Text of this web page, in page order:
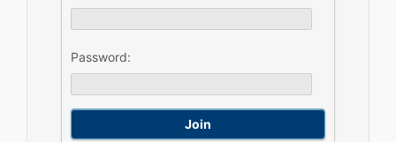
Password: